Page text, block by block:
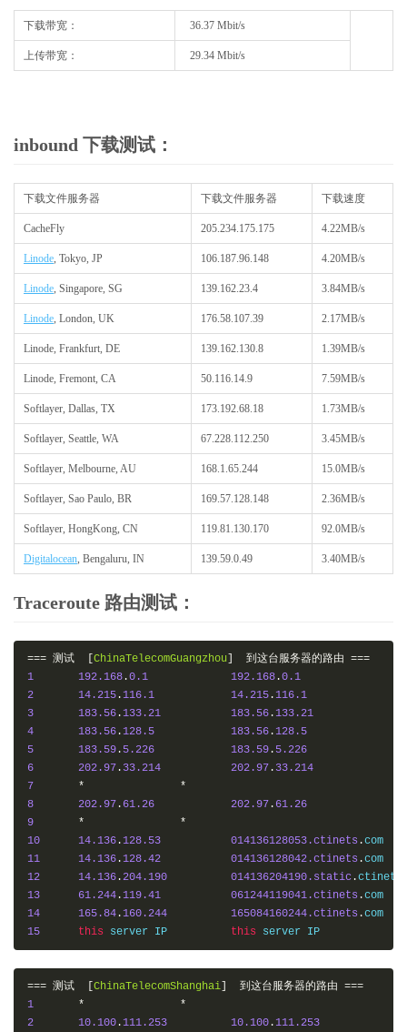
下载带宽： 36.37 Mbit/s
上传带宽： 29.34 Mbit/s
inbound 下载测试：
下载文件服务器 下载文件服务器 下载速度
CacheFly 205.234.175.175 4.22MB/s
Linode, Tokyo, JP 106.187.96.148 4.20MB/s
Linode, Singapore, SG 139.162.23.4 3.84MB/s
Linode, London, UK 176.58.107.39 2.17MB/s
Linode, Frankfurt, DE 139.162.130.8 1.39MB/s
Linode, Fremont, CA 50.116.14.9 7.59MB/s
Softlayer, Dallas, TX 173.192.68.18 1.73MB/s
Softlayer, Seattle, WA 67.228.112.250 3.45MB/s
Softlayer, Melbourne, AU 168.1.65.244 15.0MB/s
Softlayer, Sao Paulo, BR 169.57.128.148 2.36MB/s
Softlayer, HongKong, CN 119.81.130.170 92.0MB/s
Digitalocean, Bengaluru, IN 139.59.0.49 3.40MB/s
Traceroute 路由测试：
=== 测试 ChinaTelecomGuangzhou 到这台服务器的路由 ===
1
192.168 .0.1 192.168 .0.1
2
14.215 . 116.1 14.215 . 116.1
3
183.56 . 133.21 183.56 . 133.21
4
183.56 . 128.5 183.56 . 128.5
5
183.59 . 5.226 183.59 . 5.226
6
202.97 . 33.214 202.97 . 33.214
7
*
*
8
202.97 . 61.26 202.97 . 61.26
9
*
*
10
14.136 . 128.53 014136128053.ctinets .
11
14.136 . 128.42 014136128042.ctinets .
12
14.136 .204.190 014136204190.static .ctinets
13
61.244 . 119.41 061244119041.ctinets .
14
165.84 . 160.244 165084160244.ctinets .
15
this this
=== 测试 ChinaTelecomShanghai 到这台服务器的路由 ===
1
*
*
2
10.100 . 111.253 10.100 . 111.253